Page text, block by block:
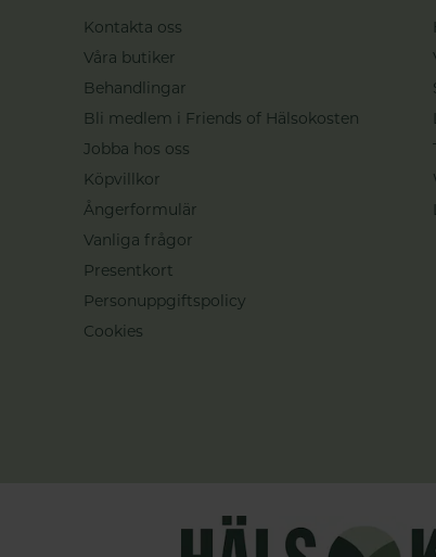
Kontakta oss
Våra butiker
Behandlingar
Bli medlem i Friends of Hälsokosten
Jobba hos oss
Köpvillkor
Ångerformulär
Vanliga frågor
Presentkort
Personuppgiftspolicy
Cookies